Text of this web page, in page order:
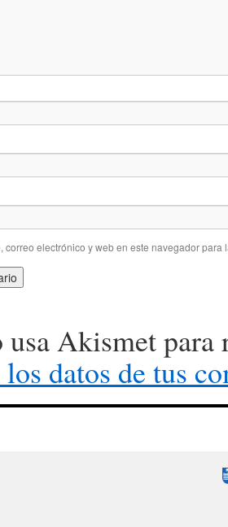
correo electrónico y web en este navegador para
usa Akismet
datos de tus